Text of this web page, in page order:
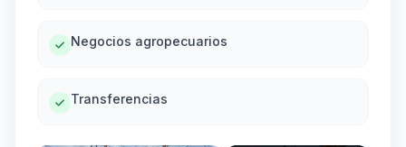
Negocios agropecuarios
Transferencias